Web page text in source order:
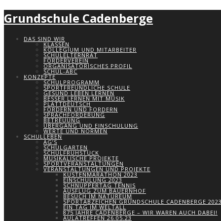
Grundschule Cadenberge
DAS SIND WIR
KLASSEN
KOLLEGIUM UND MITARBEITER
SCHULELTERNRAT
FÖRDERVEREIN
ORGANISATORISCHES PROFIL
SCHUL-ABC
KONZEPTE
SCHULPROGRAMM
SPORTFREUNDLICHE SCHULE
GESUND LEBEN LERNEN
BESSER LERNEN MIT MUSIK
PLATTDEUTSCH
FÖRDERN UND FORDERN
SPRACHFÖRDERUNG
BETREUUNG
ÜBERGANG UND EINSCHULUNG
WERTE UND NORMEN
SCHULLEBEN
AG’S
SCHULGARTEN
SCHULFRÜHSTÜCK
MUSIKALISCHE PROJEKTE
SPORTVERANSTALTUNGEN
VERANSTALTUNGEN UND PROJEKTE
KÜSTENMARATHON 2023
EINSCHULUNG 2023
SCHNUPPERTAG TENNIS
AUSFLUG ZUM BAUERNHOF
BESUCH IM NATUREUM
SPORTABZEICHEN GRUNDSCHULE CADENBERGE
EIN TAG IM WELTALL
875 JAHRE CADENBERGE – WIR WAREN AUCH DABEI!
AULATREFFEN 26.05.23